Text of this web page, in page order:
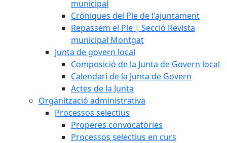
municipal
Cròniques del Ple de l'ajuntament
Repassem el Ple | Secció Revista
municipal Montgat
Junta de govern local
Composició de la Junta de Govern local
Calendari de la Junta de Govern
Actes de la Junta
Organització administrativa
Processos selectius
Properes convocatòries
Processos selectius en curs